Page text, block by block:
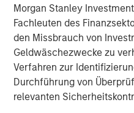
Morgan Stanley
Fachleuten des
den Missbrauch von
Geldwäschezwecke zu
Verfahren zur
Durchführung von
relevanten
and New Relic; open
OpenSearch and Elastic;
S3, Azure Blob Storage and
can work on structured
on-premises, multi-cloud
training; ensures that an
and has a minimal compute